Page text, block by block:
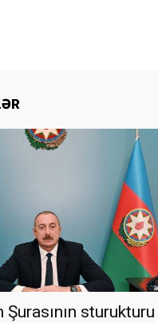
Şurasının sturukturu